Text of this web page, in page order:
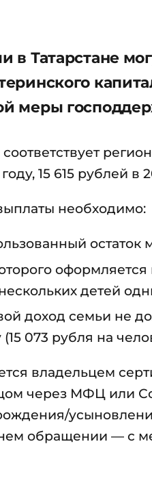
в Татарстане
меры
15 615 рублей в
необходимо:
остаток
детей
доход семьи не
(15 073 рубля на
владельцем
через МФЦ или
обращении — с